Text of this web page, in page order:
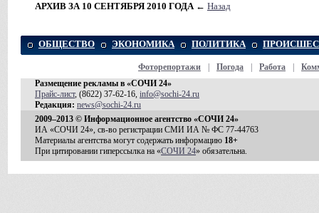
АРХИВ ЗА 10 СЕНТЯБРЯ 2010 ГОДА ← Назад
ОБЩЕСТВО ЭКОНОМИКА ПОЛИТИКА
Фоторепортажи Погода Работа
Размещение рекламы в «СОЧИ 24»
Прайс-лист, (8622) 37-62-16, info@sochi-24.ru
Редакция: news@sochi-24.ru
2009–2013 © Информационное агентство «СОЧИ 24»
ИА «СОЧИ 24», св-во регистрации СМИ ИА № ФС 77-44763
Материалы агентства могут содержать информацию 18+
При цитировании гиперссылка на «СОЧИ 24» обязательна.